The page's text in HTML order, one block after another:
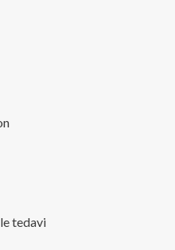
tedavi